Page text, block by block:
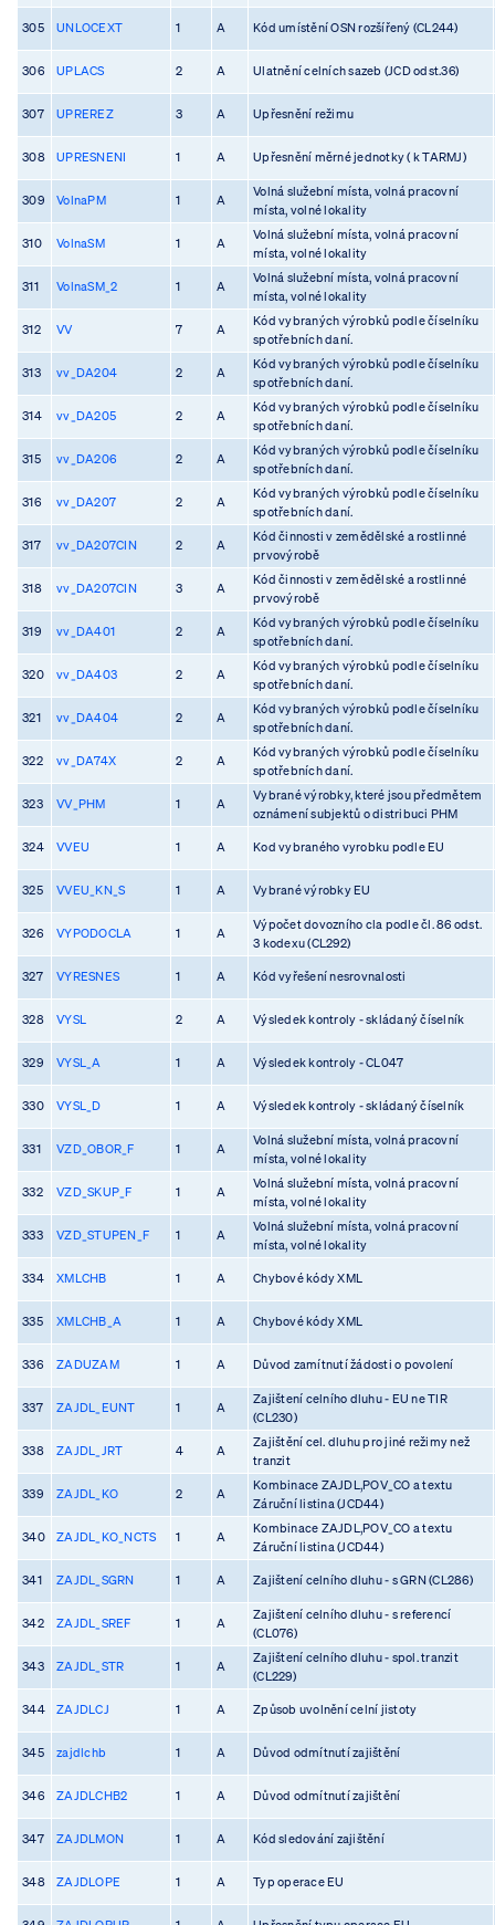
305 UNLOCEXT 1 A Kód umístění OSN rozšířený (CL244)
306 UPLACS 2 A Ulatnění celních sazeb (JCD odst.36)
307 UPREREZ 3 A Upřesnění režimu
308 UPRESNENI 1 A Upřesnění měrné jednotky ( k TARMJ)
309 VolnaPM 1 A
Volná služební místa, volná pracovní
místa, volné lokality
310 VolnaSM 1 A
Volná služební místa, volná pracovní
místa, volné lokality
311 VolnaSM_2 1 A
Volná služební místa, volná pracovní
místa, volné lokality
312 VV 7 A
Kód vybraných výrobků podle číselníku
spotřebních daní.
313 vv_DA204 2 A
Kód vybraných výrobků podle číselníku
spotřebních daní.
314 vv_DA205 2 A
Kód vybraných výrobků podle číselníku
spotřebních daní.
315 vv_DA206 2 A
Kód vybraných výrobků podle číselníku
spotřebních daní.
316 vv_DA207 2 A
Kód vybraných výrobků podle číselníku
spotřebních daní.
317 vv_DA207CIN 2 A
Kód činnosti v zemědělské a rostlinné
prvovýrobě
318 vv_DA207CIN 3 A
Kód činnosti v zemědělské a rostlinné
prvovýrobě
319 vv_DA401 2 A
Kód vybraných výrobků podle číselníku
spotřebních daní.
320 vv_DA403 2 A
Kód vybraných výrobků podle číselníku
spotřebních daní.
321 vv_DA404 2 A
Kód vybraných výrobků podle číselníku
spotřebních daní.
322 vv_DA74X 2 A
Kód vybraných výrobků podle číselníku
spotřebních daní.
323 VV_PHM 1 A
Vybrané výrobky, které jsou předmětem
oznámení subjektů o distribuci PHM
324 VVEU 1 A Kod vybraného vyrobku podle EU
325 VVEU_KN_S 1 A Vybrané výrobky EU
326 VYPODOCLA 1 A
Výpočet dovozního cla podle čl. 86 odst.
3 kodexu (CL292)
327 VYRESNES 1 A Kód vyřešení nesrovnalosti
328 VYSL 2 A Výsledek kontroly - skládaný číselník
329 VYSL_A 1 A Výsledek kontroly - CL047
330 VYSL_D 1 A Výsledek kontroly - skládaný číselník
331 VZD_OBOR_F 1 A
Volná služební místa, volná pracovní
místa, volné lokality
332 VZD_SKUP_F 1 A
Volná služební místa, volná pracovní
místa, volné lokality
333 VZD_STUPEN_F 1 A
Volná služební místa, volná pracovní
místa, volné lokality
334 XMLCHB 1 A Chybové kódy XML
335 XMLCHB_A 1 A Chybové kódy XML
336 ZADUZAM 1 A Důvod zamítnutí žádosti o povolení
337 ZAJDL_EUNT 1 A
Zajištení celního dluhu - EU ne TIR
(CL230)
338 ZAJDL_JRT 4 A
Zajištění cel. dluhu pro jiné režimy než
tranzit
339 ZAJDL_KO 2 A
Kombinace ZAJDL,POV_CO a textu
Záruční listina (JCD44)
340 ZAJDL_KO_NCTS 1 A
Kombinace ZAJDL,POV_CO a textu
Záruční listina (JCD44)
341 ZAJDL_SGRN 1 A Zajištení celního dluhu - s GRN (CL286)
342 ZAJDL_SREF 1 A
Zajištení celního dluhu - s referencí
(CL076)
343 ZAJDL_STR 1 A
Zajištení celního dluhu - spol. tranzit
(CL229)
344 ZAJDLCJ 1 A Způsob uvolnění celní jistoty
345 zajdlchb 1 A Důvod odmítnutí zajištění
346 ZAJDLCHB2 1 A Důvod odmítnutí zajištění
347 ZAJDLMON 1 A Kód sledování zajištění
348 ZAJDLOPE 1 A Typ operace EU